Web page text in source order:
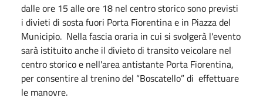
dalle ore 15 alle ore 18 nel centro storico sono previsti
i divieti di sosta fuori Porta Fiorentina e in Piazza del
Municipio. Nella fascia oraria in cui si svolgerà l'evento
sarà istituito anche il divieto di transito veicolare nel
centro storico e nell'area antistante Porta Fiorentina,
per consentire al trenino del “Boscatello” di effettuare
le manovre.